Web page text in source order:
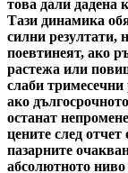
това дали дадена
Тази динамика
силни резултати,
поевтинеят, ако
растежа или
слаби тримесечни
ако
останат
цените след
пазарните
абсолютното